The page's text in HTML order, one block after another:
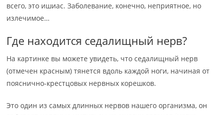
всего, это ишиас. Заболевание, конечно, неприятное, но
излечимое…
Где находится седалищный нерв?
На картинке вы можете увидеть, что седалищный нерв
(отмечен красным) тянется вдоль каждой ноги, начиная от
пояснично-крестцовых нервных корешков.
Это один из самых длинных нервов нашего организма, он